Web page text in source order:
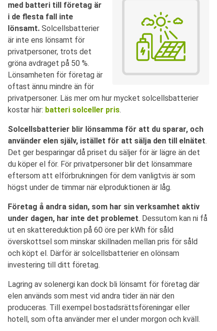
med batteri till företag är
i de flesta fall inte
lönsamt. Solcellsbatterier
är inte ens lönsamt för
privatpersoner, trots det
gröna avdraget på 50 %.
Lönsamheten för företag är
oftast ännu mindre än för
privatpersoner. Läs mer om hur mycket solcellsbatterier
kostar här: batteri solceller pris.
Solcellsbatterier blir lönsamma för att du sparar, och
använder elen själv, istället för att sälja den till elnätet.
Det ger besparingar då priset du säljer för är lägre än det
du köper el för. För privatpersoner blir det lönsammare
eftersom att elförbrukningen för dem vanligtvis är som
högst under de timmar när elproduktionen är låg.
Företag å andra sidan, som har sin verksamhet aktiv
under dagen, har inte det problemet. Dessutom kan ni få
ut en skattereduktion på 60 öre per kWh för såld
överskottsel som minskar skillnaden mellan pris för såld
och köpt el. Därför är solcellsbatterier en olönsam
investering till ditt företag.
Lagring av solenergi kan dock bli lönsamt för företag där
elen används som mest vid andra tider än när den
produceras. Till exempel bostadsrättsföreningar eller
hotell, som ofta använder mer el under morgon och kväll.